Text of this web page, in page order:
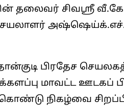
தலைவர் சிவஸ்ரீ
பிரதேச
மாவட்ட ஊடகப்
நிகழ்வை